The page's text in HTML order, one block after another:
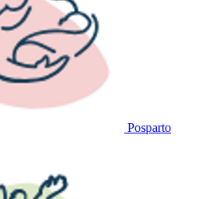
Posparto